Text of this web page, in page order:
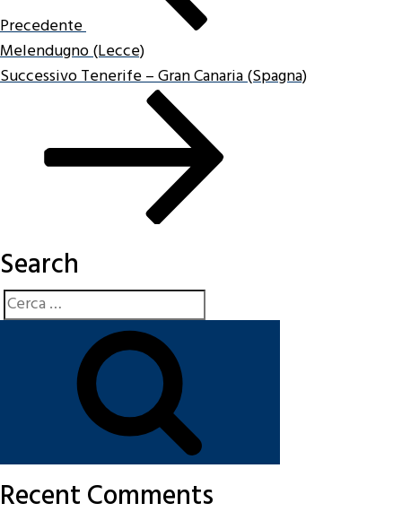
Precedente
Melendugno (Lecce)
Articolo
SuccessivoTenerife – Gran Canaria (Spagna)
Search
Cerca:
Recent Comments